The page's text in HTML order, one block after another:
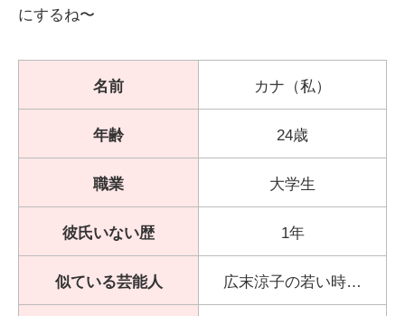
にするね〜
名前 カナ（私）
年齢 24歳
職業 大学生
彼氏いない歴 1年
似ている芸能人 広末涼子の若い時…